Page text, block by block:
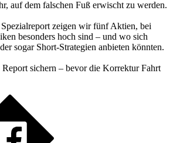
auf dem falschen Fuß erwischt zu werden.
zeigen wir fünf Aktien, bei
besonders hoch sind – und wo sich
sogar Short-Strategien anbieten könnten.
Report sichern – bevor die Korrektur Fahrt